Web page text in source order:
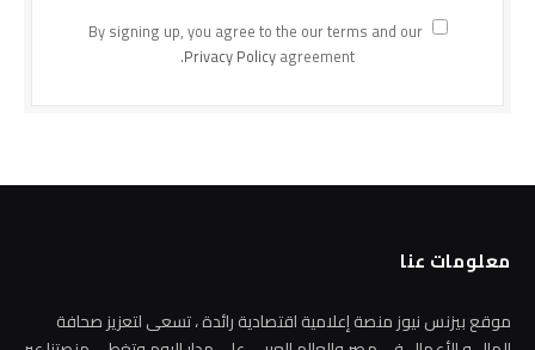
By signing up, you agree to the our terms and our
Privacy Policyagreement.
معلومات عنا
موقع بيزنس نيوز منصة إعلامية اقتصادية رائدة ، تسعى لتعزيز صحافة